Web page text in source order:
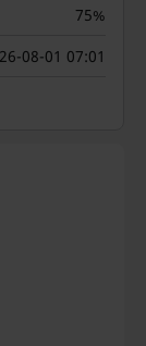
75%
08-01 07:01